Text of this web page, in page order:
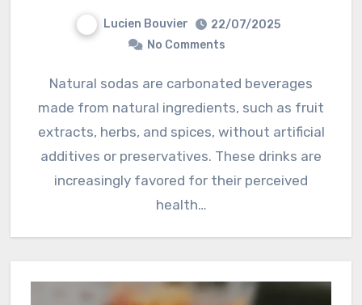
Lucien Bouvier
22/07/2025
No Comments
Natural sodas are carbonated beverages
made from natural ingredients, such as fruit
extracts, herbs, and spices, without artificial
additives or preservatives. These drinks are
increasingly favored for their perceived
health…